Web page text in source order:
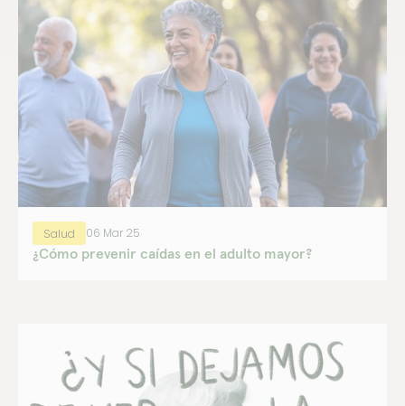
Salud 06 Mar 25
¿Cómo prevenir caídas en el adulto mayor?